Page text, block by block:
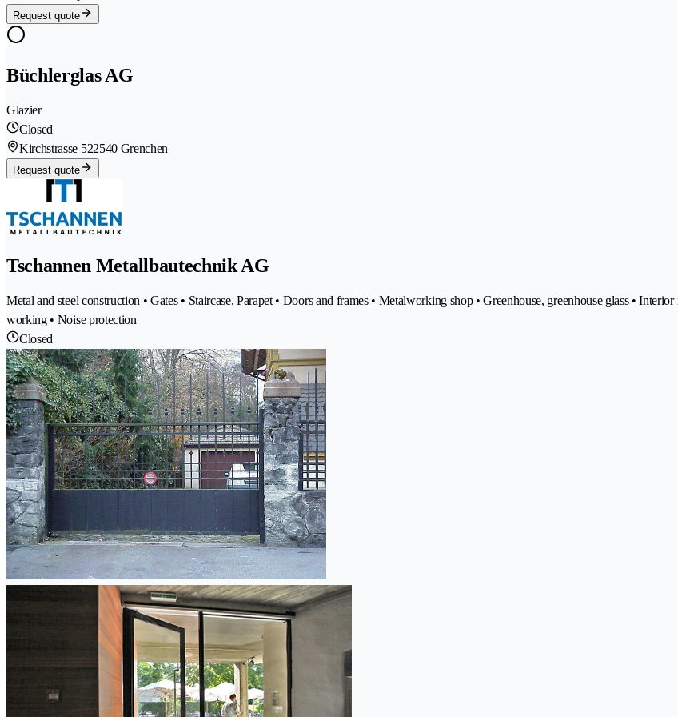
Request quote
Büchlerglas AG
Glazier
Closed
Kirchstrasse 522540 Grenchen
Request quote
Tschannen Metallbautechnik AG
Metal and steel construction • Gates • Staircase, Parapet • Doors and frames • Metalworking shop • Greenhouse, greenhouse glass •
working • Noise protection
Closed